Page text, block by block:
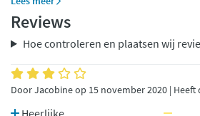
Reviews
Hoe controleren en plaatsen wij
Door Jacobine op 15 november 2020 |